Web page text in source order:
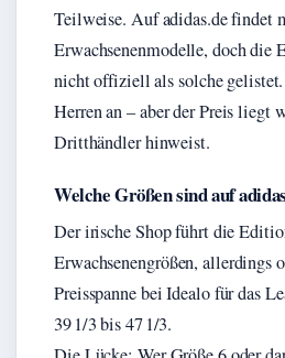
Teilweise. Auf adidas.de findet
Erwachsenenmodelle, doch die
nicht offiziell als solche
Herren an – aber der Preis liegt
Dritthändler hinweist.
Welche Größen sind auf
Der irische Shop führt die
Erwachsenengrößen, allerdings
Preisspanne bei Idealo für das
39 1/3 bis 47 1/3.